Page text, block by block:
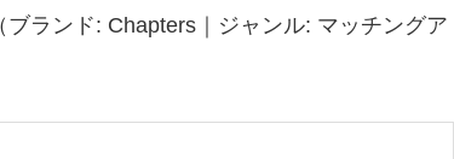
ランド: Chapters｜ジャンル: マッチングア